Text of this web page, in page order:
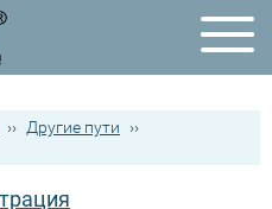
›› Другие пути
››